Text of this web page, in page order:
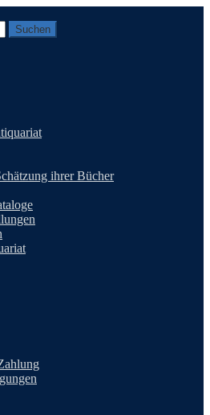
Suchen
ihrer Bücher